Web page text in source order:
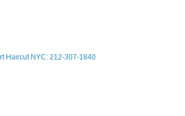
Haircut NYC: 212-307-1840